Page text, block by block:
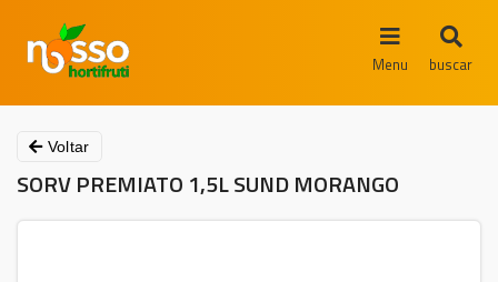
Menu buscar
Voltar
SORV PREMIATO 1,5L SUND MORANGO